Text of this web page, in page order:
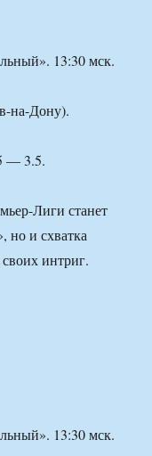
13:30 мск.
на-Дону).
— 3.5.
Лиги станет
но и схватка
интриг.
13:30 мск.